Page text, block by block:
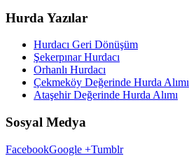
Hurda Yazılar
Hurdacı Geri Dönüşüm
Şekerpınar Hurdacı
Orhanlı Hurdacı
Çekmeköy Değerinde Hurda Alımı
Ataşehir Değerinde Hurda Alımı
Sosyal Medya
FacebookGoogle +Tumblr